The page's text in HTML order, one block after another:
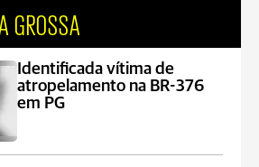
GROSSA
Identificada vítima de
atropelamento na BR-376
em PG